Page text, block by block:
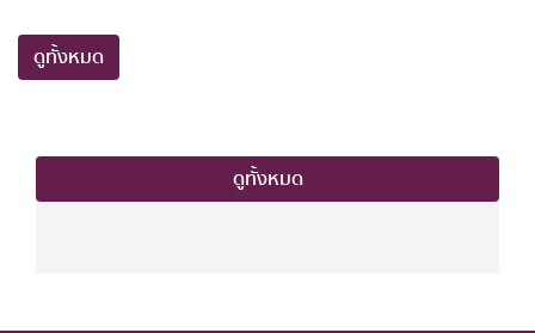
ดูทั้งหมด
ดูทั้งหมด